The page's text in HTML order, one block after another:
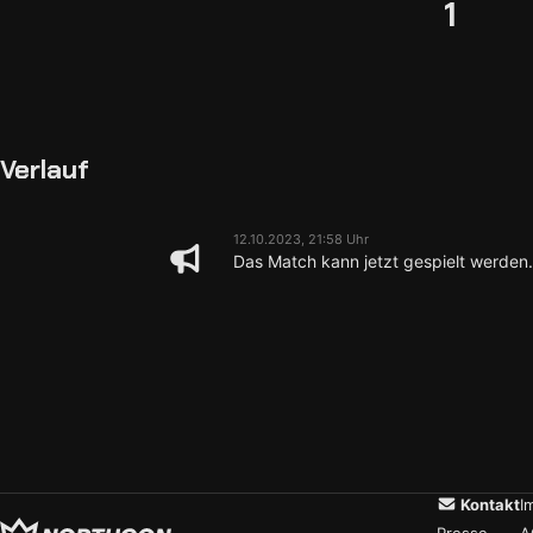
1
Verlauf
12.10.2023, 21:58 Uhr
Das Match kann jetzt gespielt werden.
Kontakt